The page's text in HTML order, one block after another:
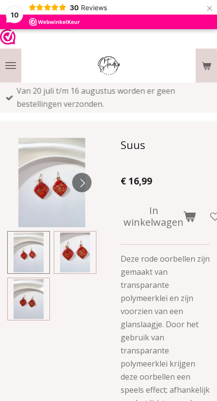
10
30 Reviews ×
Van 20 juli t/m 16 augustus worden er geen
bestellingen verzonden.
Suus
€ 16,99
In
winkelwagen
Deze rode oorbellen zijn
gemaakt van
transparante
polymeerklei en zijn
voorzien van een
glanslaagje. Door het
gebruik van
transparante
polymeerklei krijgen
deze oorbellen een
speels effect; afhankelijk